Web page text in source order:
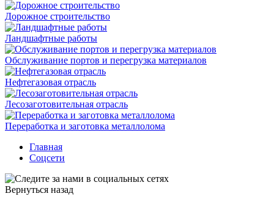
Дорожное строительство
Ландшафтные работы
Обслуживание портов и перегрузка материалов
Нефтегазовая отрасль
Лесозаготовительная отрасль
Переработка и заготовка металлолома
Главная
Соцсети
Вернуться назад